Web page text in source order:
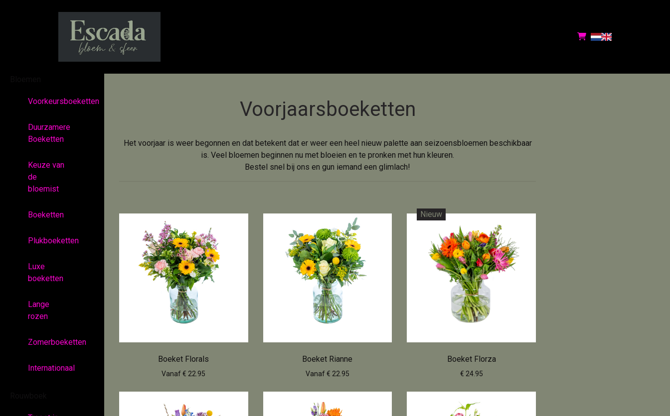
Voorkeursboeketten
Duurzamere
Boeketten
Keuze van
de
bloemist
Boeketten
Plukboeketten
Luxe
boeketten
Lange
rozen
Zomerboeketten
Internationaal
Voorjaarsboeketten
Het voorjaar is weer begonnen en dat betekent dat er weer een heel nieuw palette aan seizoensbloemen beschikbaar
is. Veel bloemen beginnen nu met bloeien en te pronken met hun kleuren.
Bestel snel bij ons en gun iemand een glimlach!
Boeket Florals
Vanaf € 22.95
Boeket Rianne
Vanaf € 22.95
Nieuw
Boeket Florza
€ 24.95